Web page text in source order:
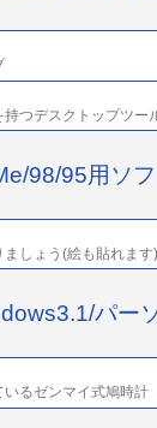
つデスクトップツー
98/95用ソ
しょう(絵も貼れます)
パー
いるゼンマイ式鳩時計